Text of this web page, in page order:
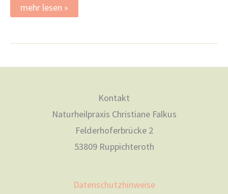
Der
Kinderwunsch
mit
mehr lesen »
Kontakt
Naturheilpraxis Christiane Falkus
Felderhoferbrücke 2
53809 Ruppichteroth
Datenschutzhinweise